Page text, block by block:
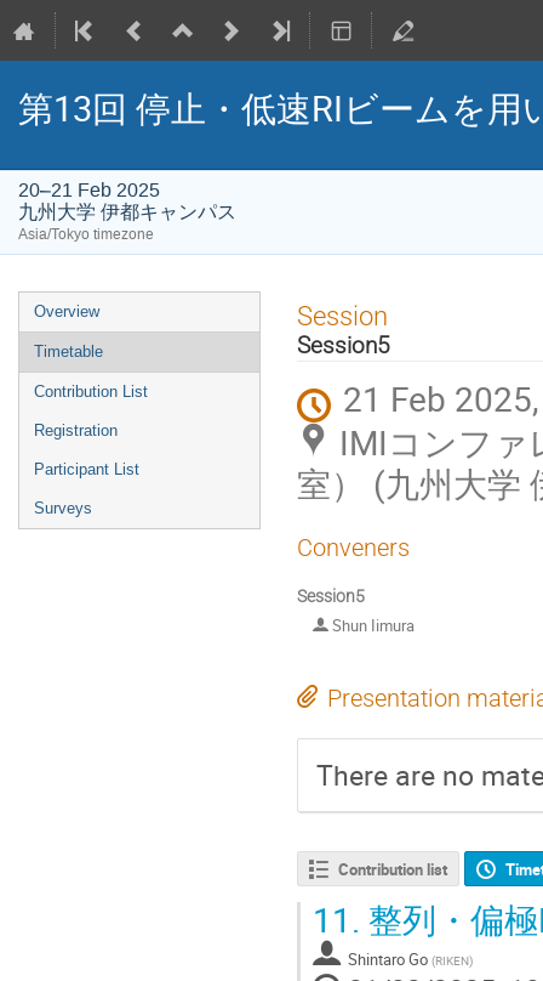
第13回 停止・低速RIビームを用
20–21 Feb 2025
九州大学 伊都キャンパス
Asia/Tokyo timezone
Event
menu
Overview
Timetable
Contribution List
Registration
Participant List
Surveys
Session
Session5
21 Feb
IMIコンファ
室） (九州大学
Conveners
Session5
Shun Iimura
Presentation
There are no
Contribution list
11. 整列・偏
Shintaro Go (RIKEN)